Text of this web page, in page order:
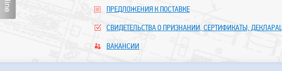
ПРЕДЛОЖЕНИЯ К ПОСТАВКЕ
СВИДЕТЕЛЬСТВА О ПРИЗНАНИИ, СЕРТИФИКАТЫ,
ВАКАНСИИ